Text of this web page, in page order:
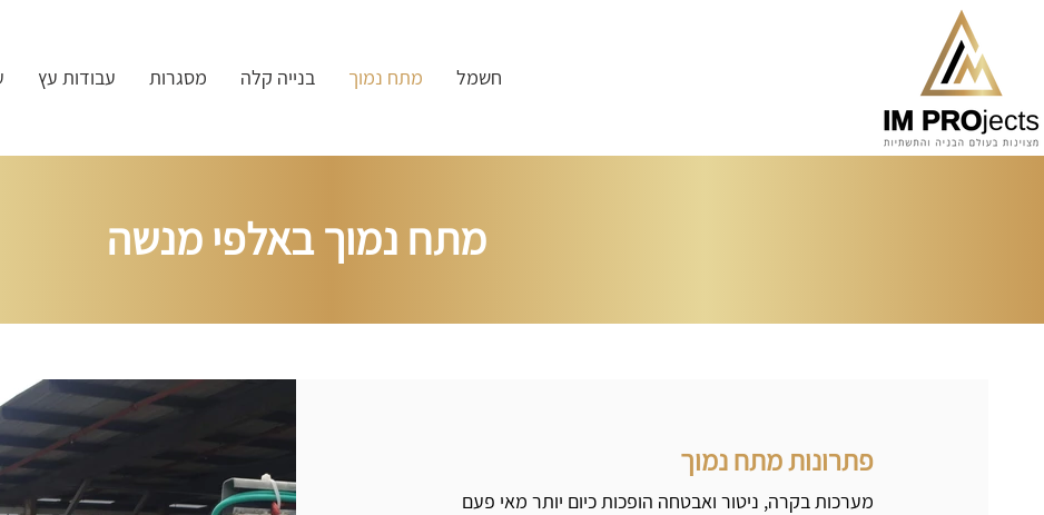
חשמל מתח נמוך בנייה קלה מסגרות עבודות עץ
מתח נמוך באלפי מנשה
פתרונות מתח נמוך
מערכות בקרה, ניטור ואבטחה הופכות כיום יותר מאי פעם